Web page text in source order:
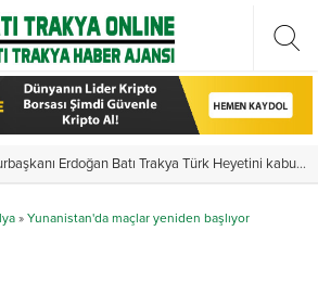
Türkiye Cumhurbaşkanı Erdoğan Batı Trakya Türk Heyetini kabul etti
» Yunanistan'da maçlar yeniden başlıyor